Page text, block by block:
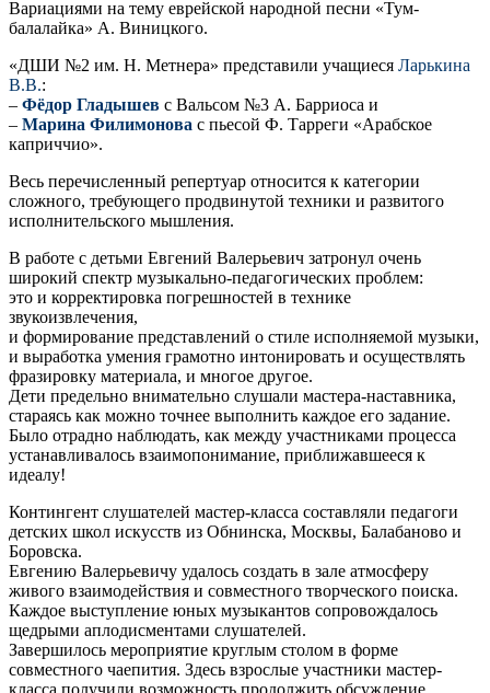
Вариациями на тему еврейской народной песни «Тум-
балалайка» А. Виницкого.
«ДШИ №2 им. Н. Метнера» представили учащиеся Ларькина
В.В.:
– Фёдор Гладышев с Вальсом №3 А. Барриоса и
– Марина Филимонова с пьесой Ф. Тарреги «Арабское
каприччио».
Весь перечисленный репертуар относится к категории
сложного, требующего продвинутой техники и развитого
исполнительского мышления.
В работе с детьми Евгений Валерьевич затронул очень
широкий спектр музыкально-педагогических проблем:
это и корректировка погрешностей в технике
звукоизвлечения,
и формирование представлений о стиле исполняемой музыки,
и выработка умения грамотно интонировать и осуществлять
фразировку материала, и многое другое.
Дети предельно внимательно слушали мастера-наставника,
стараясь как можно точнее выполнить каждое его задание.
Было отрадно наблюдать, как между участниками процесса
устанавливалось взаимопонимание, приближавшееся к
идеалу!
Контингент слушателей мастер-класса составляли педагоги
детских школ искусств из Обнинска, Москвы, Балабаново и
Боровска.
Евгению Валерьевичу удалось создать в зале атмосферу
живого взаимодействия и совместного творческого поиска.
Каждое выступление юных музыкантов сопровождалось
щедрыми аплодисментами слушателей.
Завершилось мероприятие круглым столом в форме
совместного чаепития. Здесь взрослые участники мастер-
класса получили возможность продолжить обсуждение